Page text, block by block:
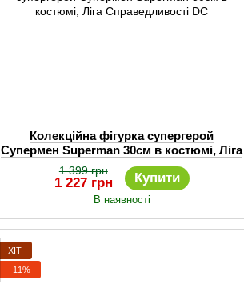
Колекційна фігурка супергерой
Супермен Superman 30см в костюмі, Ліга
Справедливості DC
1 399 грн
1 227 грн Купити
В наявності
ХІТ
−11%